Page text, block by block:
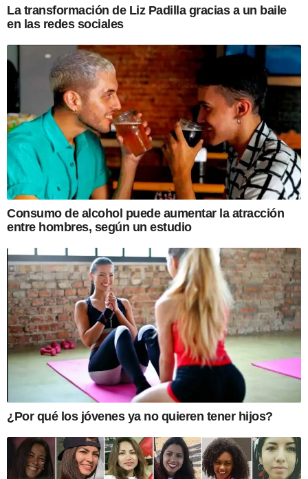
La transformación de Liz Padilla gracias a un baile
en las redes sociales
Consumo de alcohol puede aumentar la atracción
entre hombres, según un estudio
¿Por qué los jóvenes ya no quieren tener hijos?